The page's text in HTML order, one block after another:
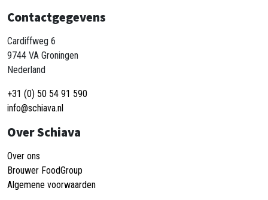
Contactgegevens
Cardiffweg 6
9744 VA Groningen
Nederland
+31 (0) 50 54 91 590
info@schiava.nl
Over Schiava
Over ons
Brouwer FoodGroup
Algemene voorwaarden